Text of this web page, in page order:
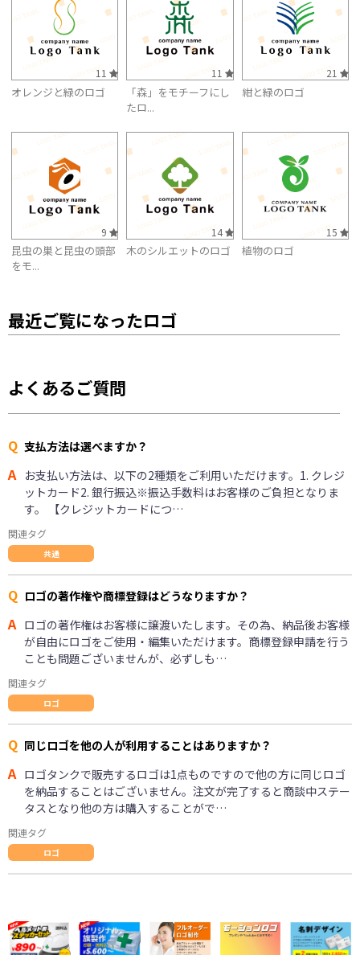
11
オレンジと緑のロゴ
11
「森」をモチーフにし
たロ...
21
紺と緑のロゴ
9
昆虫の巣と昆虫の頭部
をモ...
14
木のシルエットのロゴ
15
植物のロゴ
最近ご覧になったロゴ
よくあるご質問
Q 支払方法は選べますか？
A お支払い方法は、以下の2種類をご利用いただけます。1. クレジ
ットカード2. 銀行振込※振込手数料はお客様のご負担となりま
す。 【クレジットカードにつ…
関連タグ
共通
Q ロゴの著作権や商標登録はどうなりますか？
A ロゴの著作権はお客様に譲渡いたします。その為、納品後お客様
が自由にロゴをご使用・編集いただけます。商標登録申請を行う
ことも問題ございませんが、必ずしも…
関連タグ
ロゴ
Q 同じロゴを他の人が利用することはありますか？
A ロゴタンクで販売するロゴは1点ものですので他の方に同じロゴ
を納品することはございません。注文が完了すると商談中ステー
タスとなり他の方は購入することがで…
関連タグ
ロゴ